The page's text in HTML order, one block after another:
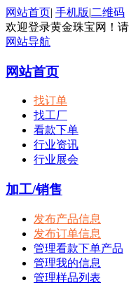
网站首页| 手机版|二维码
欢迎登录黄金珠宝网！请
网站导航
网站首页
找订单
找工厂
看款下单
行业资讯
行业展会
加工/销售
发布产品信息
发布订单信息
管理看款下单产品
管理我的信息
管理样品列表